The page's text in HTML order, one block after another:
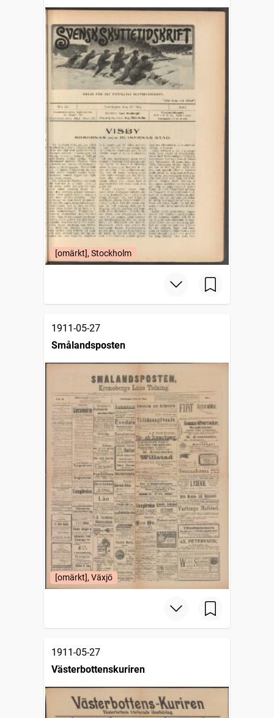
och härd : organ för den frivilliga
skytterörelsen i Sverige
[omärkt], Stockholm
1911-05-27
Smålandsposten
[omärkt], Växjö
1911-05-27
Västerbottenskuriren